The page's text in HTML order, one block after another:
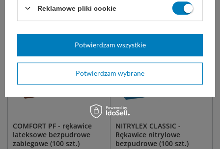
Dostępny
Dostępny
DO KOSZYKA
COMFORT PF - rękawice
lateksowe bezpudrowe
zabiegowe (100 szt.)
NITRYLEX CLASSIC -
Rękawice nitrylowe
bezpudrowe (100 szt.)
Reklamowe pliki cookie
Potwierdzam wybrane
Potwierdzam wszystkie